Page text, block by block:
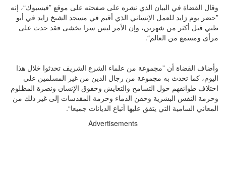
وقال القضاة في البيان الذي نشره على صفحته على موقع ”فيسبوك“، إنه
”حضر يوم زايد للعمل الإنساني الذي أقيم في مسجد الشيخ زايد في أبو
ظبي قبل أكثر من شهرين، وإن الأمر ليس سرا يخشى فقد حدث على
مرأى ومسمع من العالم“.
وأضاف القضاة أن ”مجموعة من علماء الشرع الشريف تحدثوا خلال هذا
اليوم، كما تحدث به مجموعة من رجال الدين من غير المسلمين على
اختلاف طوائفهم حول التسامح والتعايش وحقوق الإنسان ونصرة المظلوم
وحرمة النفس البشرية وحقن الدماء وحرمة المقدسات إلى غير ذلك من
المعاني السامية التي يتفق عليها أتباع الديانات جميعا“.
Advertisements